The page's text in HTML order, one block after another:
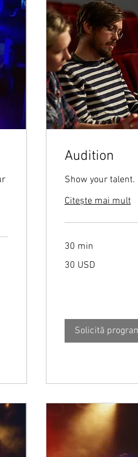
Audition
Show your talent.
Citește mai mult
30 min
de
30 USD
Solicită